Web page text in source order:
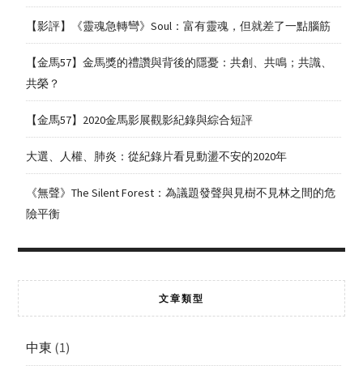
【影評】《靈魂急轉彎》Soul：富有靈魂，但就差了一點腦筋
【金馬57】金馬獎的禮讚與背後的隱憂：共創、共鳴；共識、
共榮？
【金馬57】2020金馬影展觀影紀錄與綜合短評
大選、人權、肺炎：從紀錄片看見動盪不安的2020年
《無聲》The Silent Forest：為議題發聲與見樹不見林之間的危
險平衡
文章類型
中東 (1)